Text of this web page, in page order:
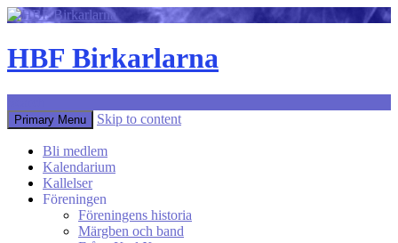
HBF Birkarlarna
Primary Menu Skip to content
Bli medlem
Kalendarium
Kallelser
Föreningen
Föreningens historia
Märgben och band